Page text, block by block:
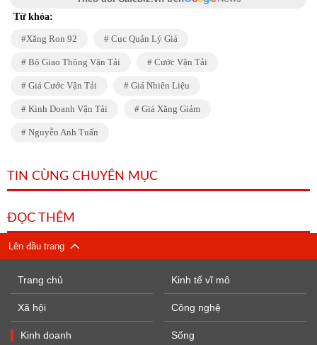
Từ khóa:
Xăng Ron 92 Cục Quản Lý Giá
Bộ Giao Thông Vận Tải Cước Vận Tải
Giá Cước Vận Tải Giá Nhiên Liệu
Kinh Doanh Vận Tải Giá Xăng Giảm
Nguyễn Anh Tuấn
TIN CÙNG CHUYÊN MỤC
ĐỌC THÊM
Lên đầu trang
Trang chủ
Xã hội
Kinh doanh
Kinh tế vĩ mô
Công nghệ
Sống